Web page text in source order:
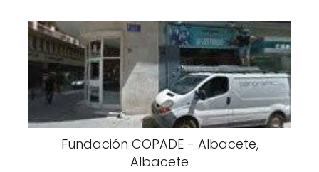
Fundación COPADE - Albacete,
Albacete